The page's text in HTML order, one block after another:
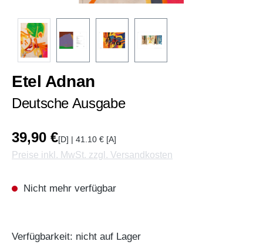
Etel Adnan
Deutsche Ausgabe
39,90 €[D] | 41.10 € [A]
Preise inkl. MwSt. zzgl. Versandkosten
Nicht mehr verfügbar
Verfügbarkeit: nicht auf Lager